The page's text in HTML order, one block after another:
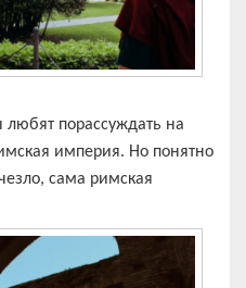
любят порассуждать на
империя. Но понятно
сама римская